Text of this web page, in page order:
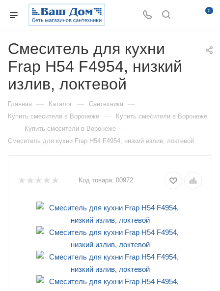
0
Смеситель для кухни
Frap H54 F4954, низкий
излив, локтевой
Главная — Каталог — Сантехника —
Купить смесители в Воронеже — Купить смесители в Воронеже
— Купить смесители в Воронеже —
Смеситель для кухни Frap H54 F4954, низкий излив, локтевой
Код товара: 00972